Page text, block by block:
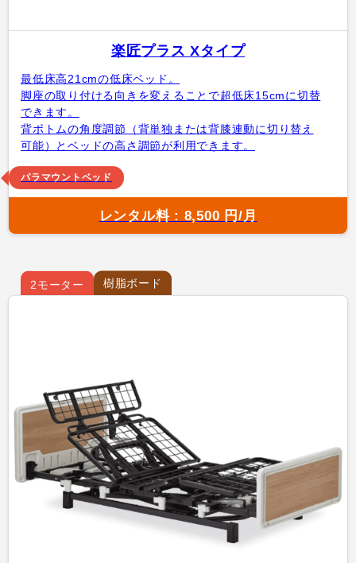
楽匠プラス Xタイプ
最低床高21cmの低床ベッド。
脚座の取り付ける向きを変えることで超低床15cmに切替
できます。
背ボトムの角度調節（背単独または背膝連動に切り替え
可能）とベッドの高さ調節が利用できます。
パラマウントベッド
レンタル料 : 8,500 円/月
2モーター 樹脂ボード